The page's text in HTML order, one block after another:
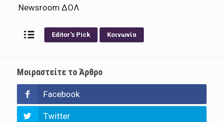
Newsroom ΔΟΛ
Editor's Pick Κοινωνία
Μοιραστείτε το Άρθρο
Facebook
Twitter